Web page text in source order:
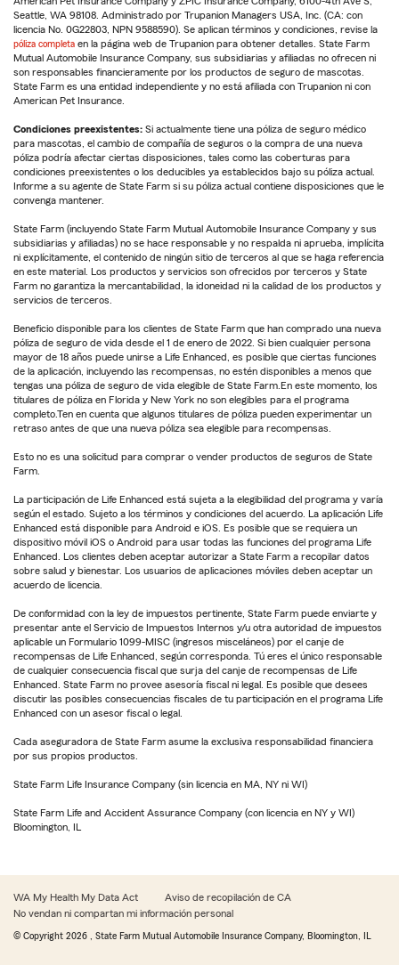
Seattle, WA 98108. Administrado por Trupanion Managers USA, Inc. (CA: con
licencia No. 0G22803, NPN 9588590). Se aplican términos y condiciones, revise la
póliza completa en la página web de Trupanion para obtener detalles. State Farm
Mutual Automobile Insurance Company, sus subsidiarias y afiliadas no ofrecen ni
son responsables financieramente por los productos de seguro de mascotas.
State Farm es una entidad independiente y no está afiliada con Trupanion ni con
American Pet Insurance.
Condiciones preexistentes: Si actualmente tiene una póliza de seguro médico
para mascotas, el cambio de compañía de seguros o la compra de una nueva
póliza podría afectar ciertas disposiciones, tales como las coberturas para
condiciones preexistentes o los deducibles ya establecidos bajo su póliza actual.
Informe a su agente de State Farm si su póliza actual contiene disposiciones que le
convenga mantener.
State Farm (incluyendo State Farm Mutual Automobile Insurance Company y sus
subsidiarias y afiliadas) no se hace responsable y no respalda ni aprueba, implícita
ni explícitamente, el contenido de ningún sitio de terceros al que se haga referencia
en este material. Los productos y servicios son ofrecidos por terceros y State
Farm no garantiza la mercantabilidad, la idoneidad ni la calidad de los productos y
servicios de terceros.
Beneficio disponible para los clientes de State Farm que han comprado una nueva
póliza de seguro de vida desde el 1 de enero de 2022. Si bien cualquier persona
mayor de 18 años puede unirse a Life Enhanced, es posible que ciertas funciones
de la aplicación, incluyendo las recompensas, no estén disponibles a menos que
tengas una póliza de seguro de vida elegible de State Farm.En este momento, los
titulares de póliza en Florida y New York no son elegibles para el programa
completo.Ten en cuenta que algunos titulares de póliza pueden experimentar un
retraso antes de que una nueva póliza sea elegible para recompensas.
Esto no es una solicitud para comprar o vender productos de seguros de State
Farm.
La participación de Life Enhanced está sujeta a la elegibilidad del programa y varía
según el estado. Sujeto a los términos y condiciones del acuerdo. La aplicación Life
Enhanced está disponible para Android e iOS. Es posible que se requiera un
dispositivo móvil iOS o Android para usar todas las funciones del programa Life
Enhanced. Los clientes deben aceptar autorizar a State Farm a recopilar datos
sobre salud y bienestar. Los usuarios de aplicaciones móviles deben aceptar un
acuerdo de licencia.
De conformidad con la ley de impuestos pertinente, State Farm puede enviarte y
presentar ante el Servicio de Impuestos Internos y/u otra autoridad de impuestos
aplicable un Formulario 1099-MISC (ingresos misceláneos) por el canje de
recompensas de Life Enhanced, según corresponda. Tú eres el único responsable
de cualquier consecuencia fiscal que surja del canje de recompensas de Life
Enhanced. State Farm no provee asesoría fiscal ni legal. Es posible que desees
discutir las posibles consecuencias fiscales de tu participación en el programa Life
Enhanced con un asesor fiscal o legal.
Cada aseguradora de State Farm asume la exclusiva responsabilidad financiera
por sus propios productos.
State Farm Life Insurance Company (sin licencia en MA, NY ni WI)
State Farm Life and Accident Assurance Company (con licencia en NY y WI)
Bloomington, IL
WA My Health My Data Act
Aviso de recopilación de CA
No vendan ni compartan mi información personal
© Copyright 2026 , State Farm Mutual Automobile Insurance Company, Bloomington, IL